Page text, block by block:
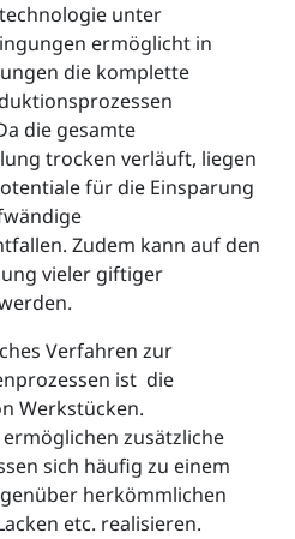
unter
ermöglicht in
die komplette
die gesamte
trocken verläuft, liegen
für die Einsparung
Zudem kann auf den
vieler giftiger
Verfahren zur
ist die
Werkstücken.
zusätzliche
sich häufig zu einem
herkömmlichen
etc. realisieren.